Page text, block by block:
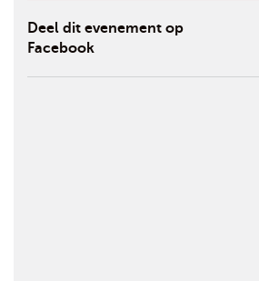
Deel dit evenement op
Facebook